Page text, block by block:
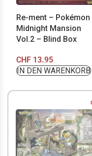
Re-ment – Pokémon
Midnight Mansion
Vol.2 – Blind Box
CHF 13.95
IN DEN WARENKORB